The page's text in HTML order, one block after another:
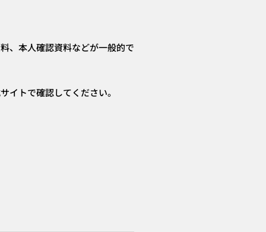
、本人確認資料などが一般的で
イトで確認してください。